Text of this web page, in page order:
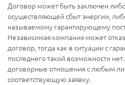
Договор может быть заключен
осуществляющей сбыт энергии,
называемому гарантирующему
Независимая компания может
договор, тогда как в ситуации с
последнего такой возможности
договорные отношения с любым
соответствующую заявку.